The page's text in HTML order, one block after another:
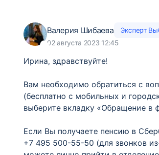
Валерия Шибаева
Эксперт
02 августа 2023 12:45
Ирина, здравствуйте!
Вам необходимо обратиться с
(бесплатно с мобильных и
выберите вкладку «Обращение в
Если Вы получаете пенсию в
+7 495 500-55-50 (для звонков